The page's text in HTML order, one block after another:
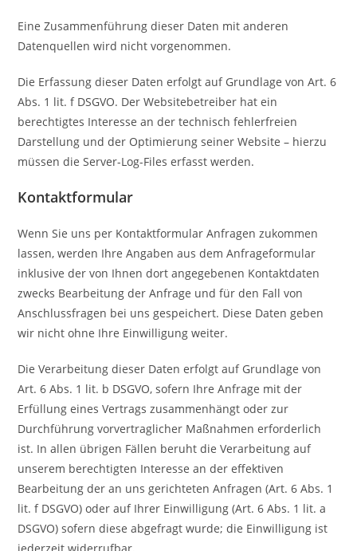
Eine Zusammenführung dieser Daten mit anderen
Datenquellen wird nicht vorgenommen.
Die Erfassung dieser Daten erfolgt auf Grundlage von Art. 6
Abs. 1 lit. f DSGVO. Der Websitebetreiber hat ein
berechtigtes Interesse an der technisch fehlerfreien
Darstellung und der Optimierung seiner Website – hierzu
müssen die Server-Log-Files erfasst werden.
Kontaktformular
Wenn Sie uns per Kontaktformular Anfragen zukommen
lassen, werden Ihre Angaben aus dem Anfrageformular
inklusive der von Ihnen dort angegebenen Kontaktdaten
zwecks Bearbeitung der Anfrage und für den Fall von
Anschlussfragen bei uns gespeichert. Diese Daten geben
wir nicht ohne Ihre Einwilligung weiter.
Die Verarbeitung dieser Daten erfolgt auf Grundlage von
Art. 6 Abs. 1 lit. b DSGVO, sofern Ihre Anfrage mit der
Erfüllung eines Vertrags zusammenhängt oder zur
Durchführung vorvertraglicher Maßnahmen erforderlich
ist. In allen übrigen Fällen beruht die Verarbeitung auf
unserem berechtigten Interesse an der effektiven
Bearbeitung der an uns gerichteten Anfragen (Art. 6 Abs. 1
lit. f DSGVO) oder auf Ihrer Einwilligung (Art. 6 Abs. 1 lit. a
DSGVO) sofern diese abgefragt wurde; die Einwilligung ist
jederzeit widerrufbar.